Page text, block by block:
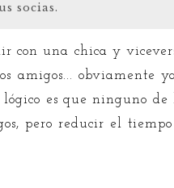
socias.
con una chica y
amigos... obviamente
lógico es que ninguno
pero reducir el